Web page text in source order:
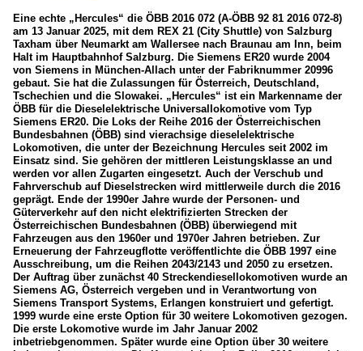
Österreich
Bahndienstfahrzeuge
Materialförder- und Siloeinheiten (MFS)
P&T Gleisumbauzug RU 800 S
Bahnhöfe
Salzburg Hbf
Wien alle Bahnhöfe
Unternehmen
LTE Logistik & Transport GmbH
ÖBB-Produktion GmbH
RTS Rail Transport Service GmbH
SETG (Salzburger Eisenbahn TransportLogistik GmbH)
2021
2023
2024
2025
Eine echte „Hercules“ die ÖBB 2016 072 (A-ÖBB 92 81 2016 072-8)
am 13 Januar 2025, mit dem REX 21 (City Shuttle) von Salzburg
Taxham über Neumarkt am Wallersee nach Braunau am Inn, beim
Halt im Hauptbahnhof Salzburg. Die Siemens ER20 wurde 2004
von Siemens in München-Allach unter der Fabriknummer 20996
gebaut. Sie hat die Zulassungen für Österreich, Deutschland,
Tschechien und die Slowakei. „Hercules“ ist ein Markenname der
ÖBB für die Dieselelektrische Universallokomotive vom Typ
Siemens ER20. Die Loks der Reihe 2016 der Österreichischen
Bundesbahnen (ÖBB) sind vierachsige dieselelektrische
Lokomotiven, die unter der Bezeichnung Hercules seit 2002 im
Einsatz sind. Sie gehören der mittleren Leistungsklasse an und
werden vor allen Zugarten eingesetzt. Auch der Verschub und
Fahrverschub auf Dieselstrecken wird mittlerweile durch die 2016
geprägt. Ende der 1990er Jahre wurde der Personen- und
Güterverkehr auf den nicht elektrifizierten Strecken der
Österreichischen Bundesbahnen (ÖBB) überwiegend mit
Fahrzeugen aus den 1960er und 1970er Jahren betrieben. Zur
Erneuerung der Fahrzeugflotte veröffentlichte die ÖBB 1997 eine
Ausschreibung, um die Reihen 2043/2143 und 2050 zu ersetzen.
Der Auftrag über zunächst 40 Streckendiesellokomotiven wurde an
Siemens AG, Österreich vergeben und in Verantwortung von
Siemens Transport Systems, Erlangen konstruiert und gefertigt.
1999 wurde eine erste Option für 30 weitere Lokomotiven gezogen.
Die erste Lokomotive wurde im Jahr Januar 2002
inbetriebgenommen. Später wurde eine Option über 30 weitere